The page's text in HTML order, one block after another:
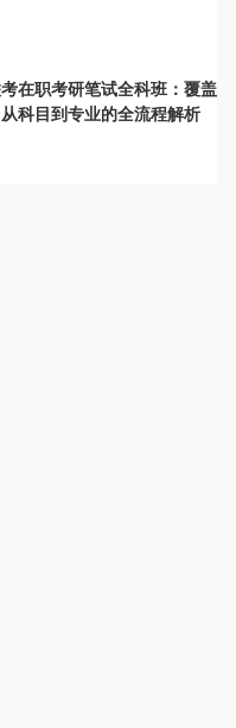
在职考研笔试全科班：覆盖
科目到专业的全流程解析